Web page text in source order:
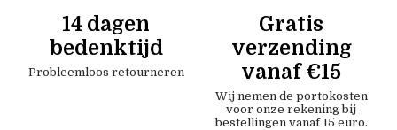
14 dagen
bedenktijd
Probleemloos retourneren
Gratis
verzending
vanaf €15
Wij nemen de portokosten
voor onze rekening bij
bestellingen vanaf 15 euro.